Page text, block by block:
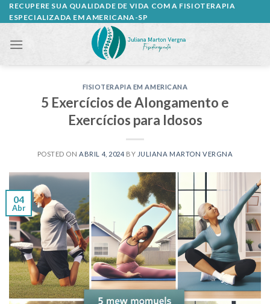
Skip
to
RECUPERE SUA QUALIDADE DE VIDA COM A FISIOTERAPIA
ESPECIALIZADA EM AMERICANA-SP
FISIOTERAPIA EM AMERICANA
5 Exercícios de Alongamento e
Exercícios para Idosos
POSTED ON ABRIL 4, 2024 BY JULIANA MARTON VERGNA
04
Abr